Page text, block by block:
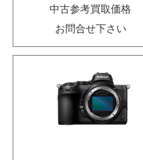
中古参考買取価格
お問合せ下さい